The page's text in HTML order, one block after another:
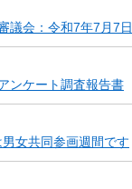
議会：令和7年7月7日
ンケート調査報告書
女共同参画週間です